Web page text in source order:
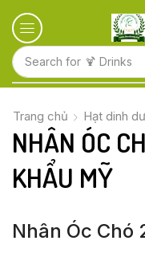
Search for 🍋 Fruits
Trang chủ Hạt dinh
NHÂN ÓC
KHẨU MỸ
Nhân Óc Chó